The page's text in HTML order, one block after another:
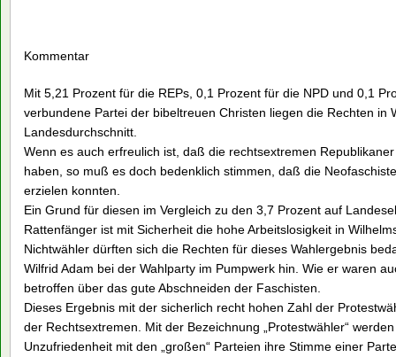
Kommentar
Mit 5,21 Prozent für die REPs, 0,1 Prozent für die NPD und 0,1
verbundene Partei der bibeltreuen Christen liegen die Rechten in
Landesdurchschnitt.
Wenn es auch erfreulich ist, daß die rechtsextremen
haben, so muß es doch bedenklich stimmen, daß die
erzielen konnten.
Ein Grund für diesen im Vergleich zu den 3,7 Prozent auf
Rattenfänger ist mit Sicherheit die hohe Arbeitslosigkeit in
Nichtwähler dürften sich die Rechten für dieses Wahlergebnis
Wilfrid Adam bei der Wahlparty im Pumpwerk hin. Wie er waren
betroffen über das gute Abschneiden der Faschisten.
Dieses Ergebnis mit der sicherlich recht hohen Zahl der
der Rechtsextremen. Mit der Bezeichnung „Protestwähler“
Unzufriedenheit mit den „großen“ Parteien ihre Stimme einer